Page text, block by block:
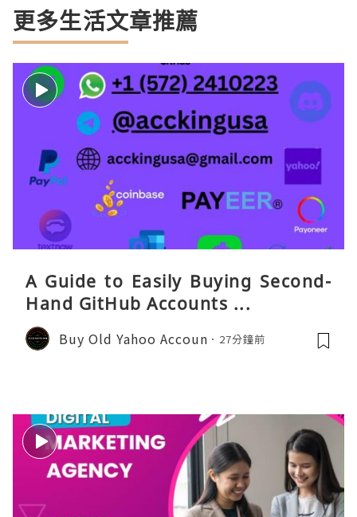
更多生活文章推薦
A Guide to Easily Buying Second-
Hand GitHub Accounts ...
Buy Old Yahoo Accoun 27分鐘前